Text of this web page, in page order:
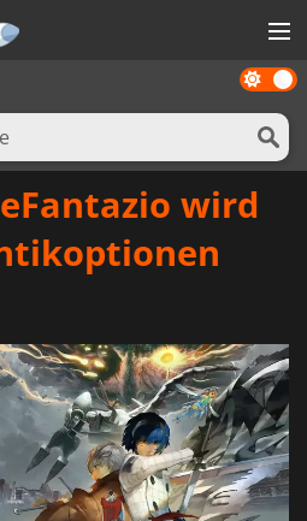
Dark
mode
wird